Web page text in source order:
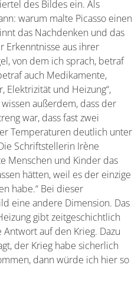
des Bildes ein. Als
warum malte Picasso einen
das Nachdenken und das
Erkenntnisse aus ihrer
von dem ich sprach, betraf
auch Medikamente,
Elektrizität und Heizung“,
außerdem, dass der
war, dass fast zwei
Temperaturen deutlich unter
Schriftstellerin Irène
Menschen und Kinder das
hätten, weil es der einzige
habe.“ Bei dieser
eine andere Dimension. Das
gibt zeitgeschichtlich
auf den Krieg. Dazu
der Krieg habe sicherlich
dann würde ich hier so